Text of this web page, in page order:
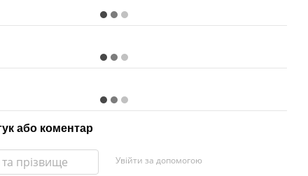
або коментар
Увійти за допомогою